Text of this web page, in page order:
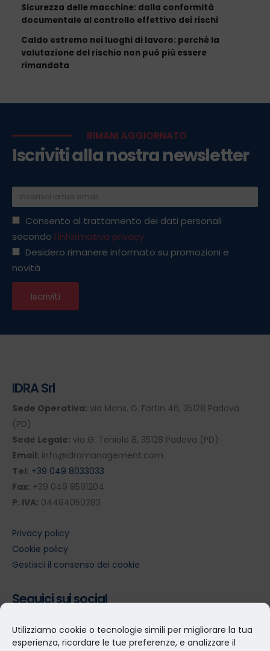
Utilizziamo cookie o tecnologie simili per migliorare la tua
esperienza, ricordare le tue preferenze, e analizzare il
Sicurezza delle macchine: dalla conformità
documentale al controllo effettivo dei rischi
Caldo estremo nei luoghi di lavoro: perché la
valutazione del rischio non può più essere
rimandata
RIMANI AGGIORNATO
Iscriviti alla nostra newsletter
Consento al trattamento dei dati personali
secondo l'informativa privacy
Desidero rimanere informato su promozioni e
novità
IDRA Srl
Sede Operativa: via Mons. G. Fortin 46, 35128 Padova
(PD)
Sede Legale: via G. Toniolo 8, 35128 Padova (PD)
Email: info@idramanagement.com
Tel: +39 049 8033033
Fax: +39 049 8591204
P. IVA: 04484050283
Privacy policy
Cookie policy
Gestisci il consenso dei cookie
Seguici sui social